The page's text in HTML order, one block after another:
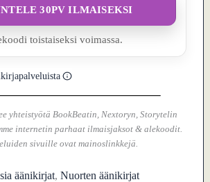
30PV ILMAISEKSI
toistaiseksi voimassa.
yhteistyötä BookBeatin, Nextoryn, Storytelin
internetin parhaat ilmaisjaksot & alekoodit.
sivuille ovat mainoslinkkejä.
äänikirjat, Nuorten äänikirjat